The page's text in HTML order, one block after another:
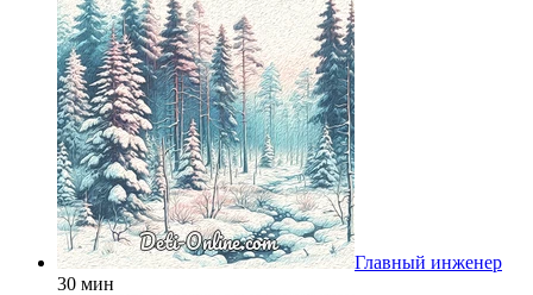
Главный инженер
30 мин